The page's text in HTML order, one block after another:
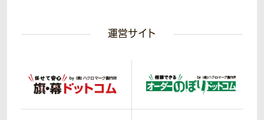
運営サイト